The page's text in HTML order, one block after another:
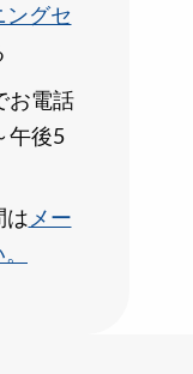
ングセ
お電話
午後5
は メー